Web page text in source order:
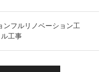
フルリノベーション工
工事